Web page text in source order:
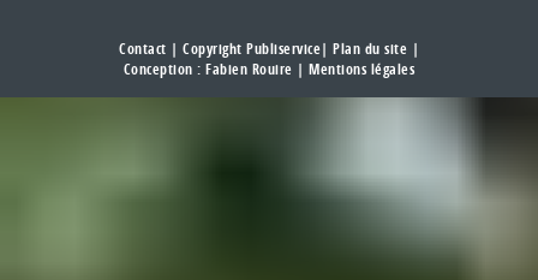
Contact | Copyright Publiservice| Plan du site |
Conception :Fabien Rouire |Mentions légales